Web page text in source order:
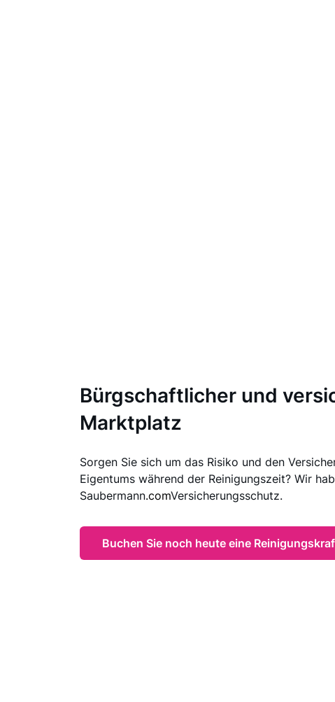
Bürgschaftlicher und
Marktplatz
Sorgen Sie sich um das Risiko und den
Eigentums während der Reinigungszeit? Wir
Saubermann.comVersicherungsschutz.
Buchen Sie noch heute eine